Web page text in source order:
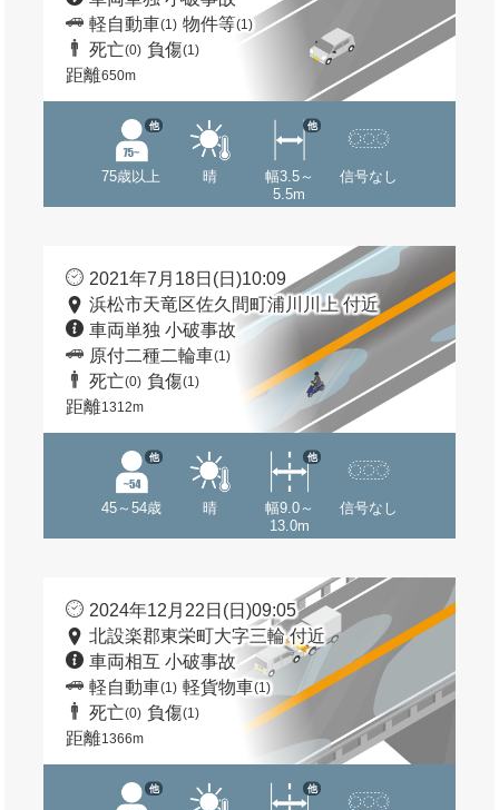
軽自動車(1) 物件等(1)
死亡(0) 負傷(1)
距離650m
75歳以上
他
晴
幅3.5～
5.5m
他
信号なし
2021年7月18日(日)10:09
浜松市天竜区佐久間町浦川川上 付近
車両単独 小破事故
原付二種二輪車(1)
死亡(0) 負傷(1)
距離1312m
45～54歳
他
晴
幅9.0～
13.0m
他
信号なし
2024年12月22日(日)09:05
北設楽郡東栄町大字三輪 付近
車両相互 小破事故
軽自動車(1) 軽貨物車(1)
死亡(0) 負傷(1)
距離1366m
他 他